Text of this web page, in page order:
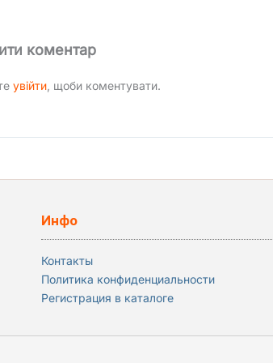
коментар
увійти , щоби коментувати.
Инфо
Контакты
Политика конфиденциальности
Регистрация в каталоге